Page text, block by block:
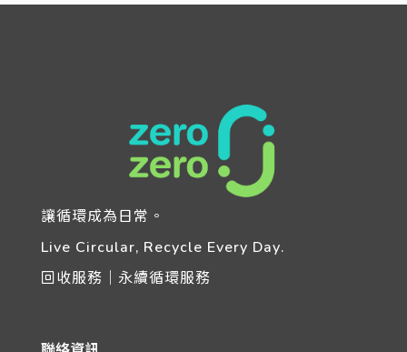
讓循環成為日常。
Live Circular, Recycle Every Day.
回收服務｜永續循環服務